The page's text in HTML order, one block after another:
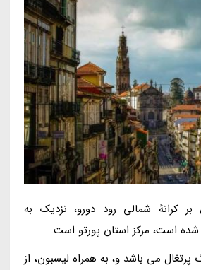
بر کرانهٔ شمالی رود دورو، نزدیک به
است، مرکز استان پورتو است.
پرتغال می باشد و، به همراه لیسبون، از